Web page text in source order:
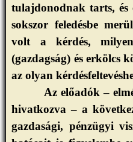
tulajdonodnak tarts, és
sokszor feledésbe
volt a kérdés,
(gazdagság) és
az olyan
Az előadók –
hivatkozva – a
gazdasági, pénzügyi